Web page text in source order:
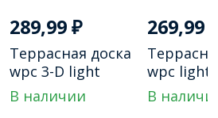
289,99₽
Террасная доска
wpc 3-D light
венге
В наличии
269,99
wpc light
В